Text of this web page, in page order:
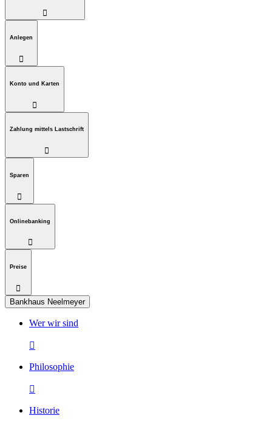

Anlegen

Konto und Karten

Zahlung mittels Lastschrift

Sparen

Onlinebanking

Preise

Bankhaus Neelmeyer
Wer wir sind

Philosophie

Historie